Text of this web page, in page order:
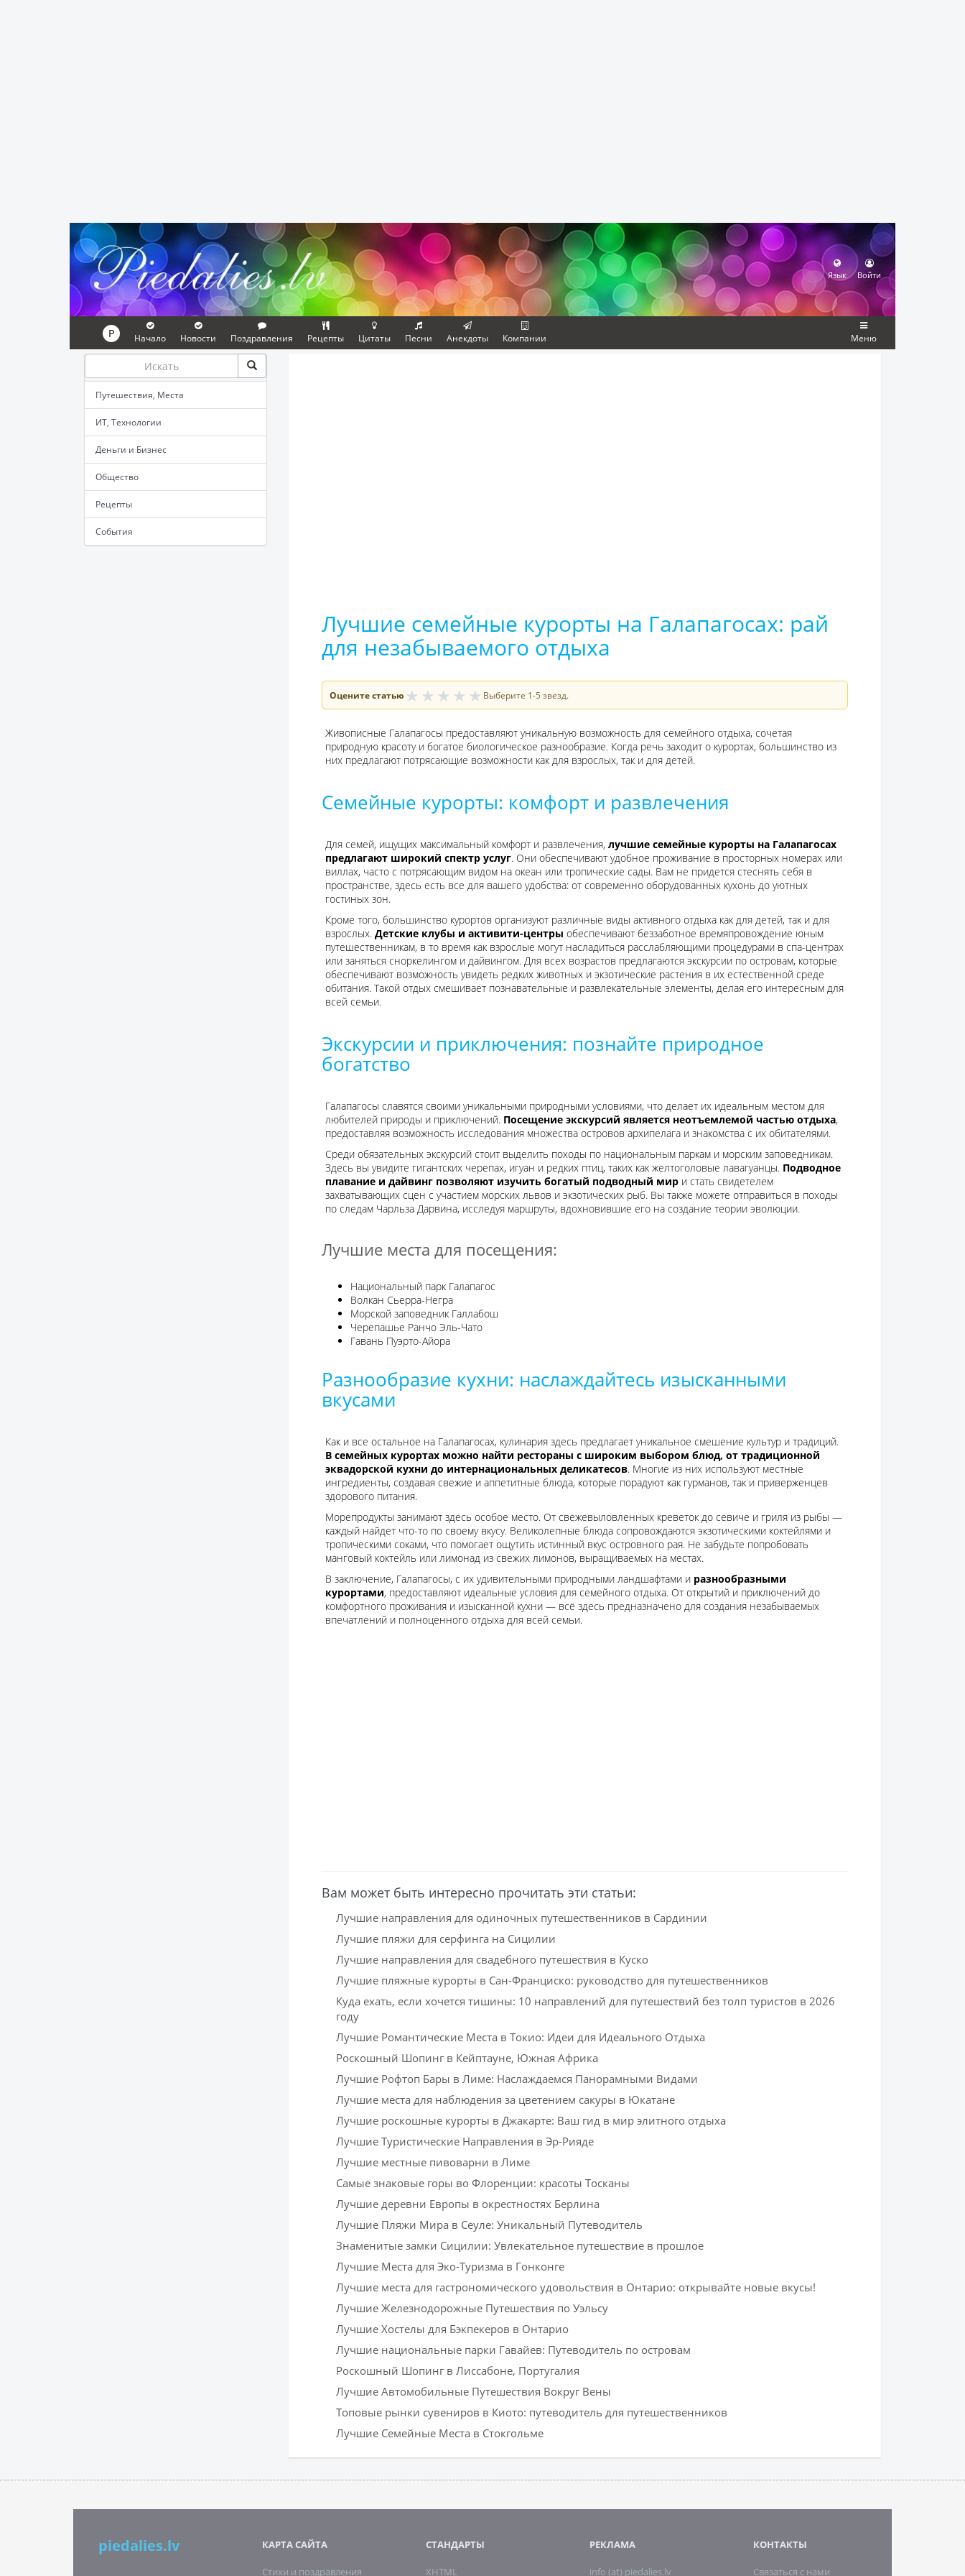
Язык Войти
P Начало Новости Поздравления Рецепты Цитаты Песни Анекдоты Компании Меню
Путешествия, Места
ИТ, Технологии
Деньги и Бизнес
Общество
Рецепты
События
Лучшие семейные курорты на Галапагосах: рай
для незабываемого отдыха
Оцените статью ★ ★ ★ ★ ★ Выберите 1-5 звезд.
Живописные Галапагосы предоставляют уникальную возможность для семейного отдыха, сочетая
природную красоту и богатое биологическое разнообразие. Когда речь заходит о курортах, большинство из
них предлагают потрясающие возможности как для взрослых, так и для детей.
Семейные курорты: комфорт и развлечения
Для семей, ищущих максимальный комфорт и развлечения, лучшие семейные курорты на Галапагосах
предлагают широкий спектр услуг. Они обеспечивают удобное проживание в просторных номерах или
виллах, часто с потрясающим видом на океан или тропические сады. Вам не придется стеснять себя в
пространстве, здесь есть все для вашего удобства: от современно оборудованных кухонь до уютных
гостиных зон.
Кроме того, большинство курортов организуют различные виды активного отдыха как для детей, так и для
взрослых. Детские клубы и активити-центры обеспечивают беззаботное времяпровождение юным
путешественникам, в то время как взрослые могут насладиться расслабляющими процедурами в спа-центрах
или заняться сноркелингом и дайвингом. Для всех возрастов предлагаются экскурсии по островам, которые
обеспечивают возможность увидеть редких животных и экзотические растения в их естественной среде
обитания. Такой отдых смешивает познавательные и развлекательные элементы, делая его интересным для
всей семьи.
Экскурсии и приключения: познайте природное
богатство
Галапагосы славятся своими уникальными природными условиями, что делает их идеальным местом для
любителей природы и приключений. Посещение экскурсий является неотъемлемой частью отдыха,
предоставляя возможность исследования множества островов архипелага и знакомства с их обитателями.
Среди обязательных экскурсий стоит выделить походы по национальным паркам и морским заповедникам.
Здесь вы увидите гигантских черепах, игуан и редких птиц, таких как желтоголовые лавагуанцы. Подводное
плавание и дайвинг позволяют изучить богатый подводный мир и стать свидетелем
захватывающих сцен с участием морских львов и экзотических рыб. Вы также можете отправиться в походы
по следам Чарльза Дарвина, исследуя маршруты, вдохновившие его на создание теории эволюции.
Лучшие места для посещения:
Национальный парк Галапагос
Волкан Сьерра-Негра
Морской заповедник Галлабош
Черепашье Ранчо Эль-Чато
Гавань Пуэрто-Айора
Разнообразие кухни: наслаждайтесь изысканными
вкусами
Как и все остальное на Галапагосах, кулинария здесь предлагает уникальное смешение культур и традиций.
В семейных курортах можно найти рестораны с широким выбором блюд, от традиционной
эквадорской кухни до интернациональных деликатесов. Многие из них используют местные
ингредиенты, создавая свежие и аппетитные блюда, которые порадуют как гурманов, так и приверженцев
здорового питания.
Морепродукты занимают здесь особое место. От свежевыловленных креветок до севиче и гриля из рыбы —
каждый найдет что-то по своему вкусу. Великолепные блюда сопровождаются экзотическими коктейлями и
тропическими соками, что помогает ощутить истинный вкус островного рая. Не забудьте попробовать
манговый коктейль или лимонад из свежих лимонов, выращиваемых на местах.
В заключение, Галапагосы, с их удивительными природными ландшафтами и разнообразными
курортами, предоставляют идеальные условия для семейного отдыха. От открытий и приключений до
комфортного проживания и изысканной кухни — всё здесь предназначено для создания незабываемых
впечатлений и полноценного отдыха для всей семьи.
Вам может быть интересно прочитать эти статьи:
Лучшие направления для одиночных путешественников в Сардинии
Лучшие пляжи для серфинга на Сицилии
Лучшие направления для свадебного путешествия в Куско
Лучшие пляжные курорты в Сан-Франциско: руководство для путешественников
Куда ехать, если хочется тишины: 10 направлений для путешествий без толп туристов в 2026
году
Лучшие Романтические Места в Токио: Идеи для Идеального Отдыха
Роскошный Шопинг в Кейптауне, Южная Африка
Лучшие Рофтоп Бары в Лиме: Наслаждаемся Панорамными Видами
Лучшие места для наблюдения за цветением сакуры в Юкатане
Лучшие роскошные курорты в Джакарте: Ваш гид в мир элитного отдыха
Лучшие Туристические Направления в Эр-Рияде
Лучшие местные пивоварни в Лиме
Самые знаковые горы во Флоренции: красоты Тосканы
Лучшие деревни Европы в окрестностях Берлина
Лучшие Пляжи Мира в Сеуле: Уникальный Путеводитель
Знаменитые замки Сицилии: Увлекательное путешествие в прошлое
Лучшие Места для Эко-Туризма в Гонконге
Лучшие места для гастрономического удовольствия в Онтарио: открывайте новые вкусы!
Лучшие Железнодорожные Путешествия по Уэльсу
Лучшие Хостелы для Бэкпекеров в Онтарио
Лучшие национальные парки Гавайев: Путеводитель по островам
Роскошный Шопинг в Лиссабоне, Португалия
Лучшие Автомобильные Путешествия Вокруг Вены
Топовые рынки сувениров в Киото: путеводитель для путешественников
Лучшие Семейные Места в Стокгольме
piedalies.lv КАРТА САЙТА
Стихи и поздравления
СТАНДАРТЫ
XHTML
РЕКЛАМА
info (at) piedalies.lv
КОНТАКТЫ
Связаться с нами